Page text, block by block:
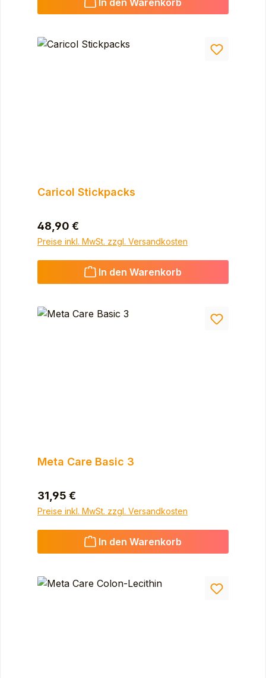
Caricol Stickpacks
Regulärer Preis:
48,90 €
Preise inkl. MwSt. zzgl. Versandkosten
In den Warenkorb
Meta Care Basic 3
Regulärer Preis:
31,95 €
Preise inkl. MwSt. zzgl. Versandkosten
In den Warenkorb